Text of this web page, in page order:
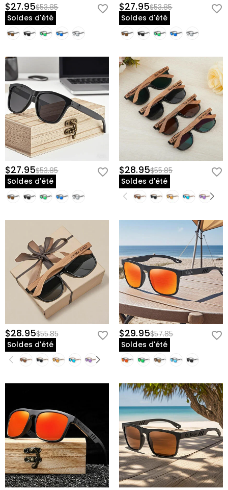
$27.95$53.85
Soldes d'été
$27.95$53.85
Soldes d'été
$27.95$53.85
Soldes d'été
$28.95$55.85
Soldes d'été
$28.95$55.85
Soldes d'été
$29.95$57.85
Soldes d'été